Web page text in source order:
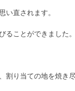
い直されます。
ことができました。
り当ての地を焼き